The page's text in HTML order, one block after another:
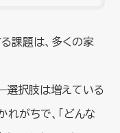
課題は、多くの家
選択肢は増えている
がちで、「どんな